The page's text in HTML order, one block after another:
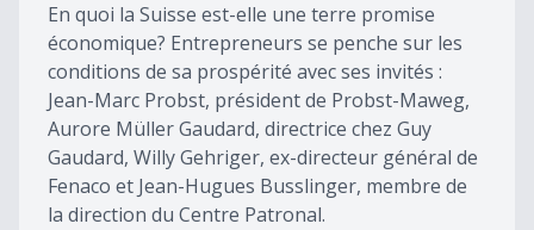
En quoi la Suisse est-elle une terre promise
économique? Entrepreneurs se penche sur les
conditions de sa prospérité avec ses invités :
Jean-Marc Probst, président de Probst-Maweg,
Aurore Müller Gaudard, directrice chez Guy
Gaudard, Willy Gehriger, ex-directeur général de
Fenaco et Jean-Hugues Busslinger, membre de
la direction du Centre Patronal.